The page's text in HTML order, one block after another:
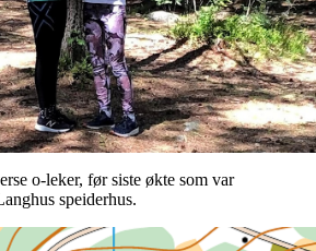
o-leker, før siste økte som var
speiderhus.